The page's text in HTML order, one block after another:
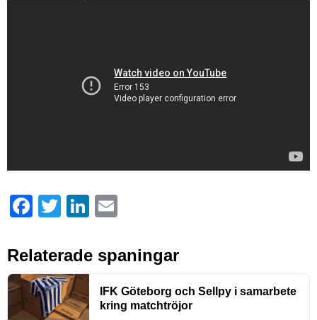
FacebookTwitter LinkedIn
Relaterade spaningar
IFK Göteborg och Sellpy i samarbete
kring matchtröjor